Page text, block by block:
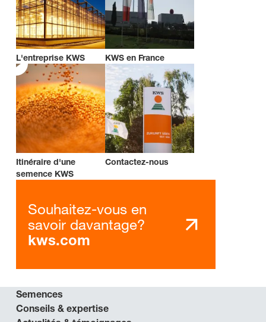
L'entreprise KWS KWS en France
Itinéraire d'une
semence KWS
Contactez-nous
Souhaitez-vous en
savoir davantage?
kws.com
Semences
Conseils & expertise